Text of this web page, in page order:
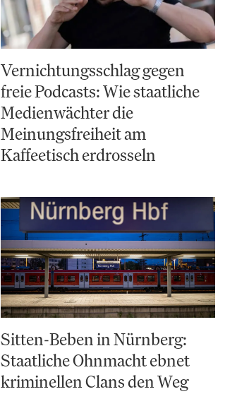
Vernichtungsschlag gegen
freie Podcasts: Wie staatliche
Medienwächter die
Meinungsfreiheit am
Kaffeetisch erdrosseln
Sitten-Beben in Nürnberg:
Staatliche Ohnmacht ebnet
kriminellen Clans den Weg